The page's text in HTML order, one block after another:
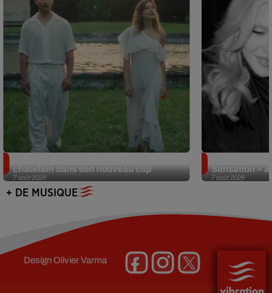
7 août 2026
chatelain dans son nouveau clip
7 août 2026
Sensation »
+ DE MUSIQUE
DesignOlivier Varma